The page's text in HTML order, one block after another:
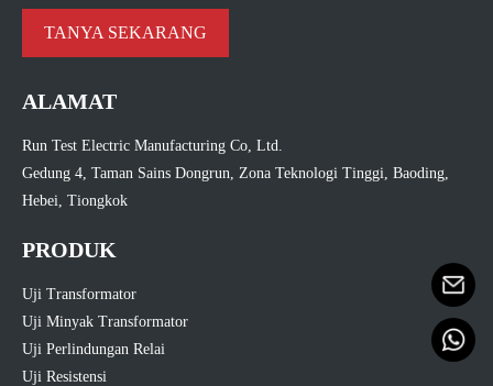
TANYA SEKARANG
ALAMAT
Run Test Electric Manufacturing Co, Ltd.
Gedung 4, Taman Sains Dongrun, Zona Teknologi Tinggi, Baoding,
Hebei, Tiongkok
PRODUK
Uji Transformator
Uji Minyak Transformator
Uji Perlindungan Relai
Uji Resistensi